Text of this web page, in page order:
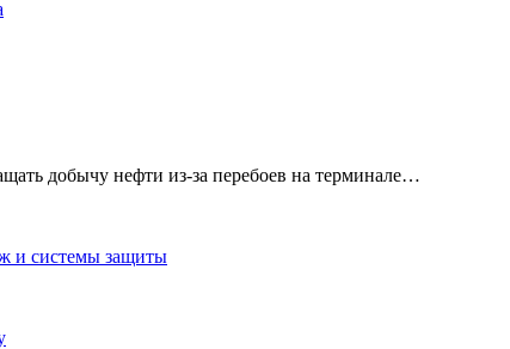
добычу нефти из-за перебоев на терминале…
и системы защиты